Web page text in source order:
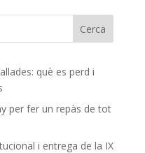
què es perd i
per fer un repàs de tot
i entrega de la IX